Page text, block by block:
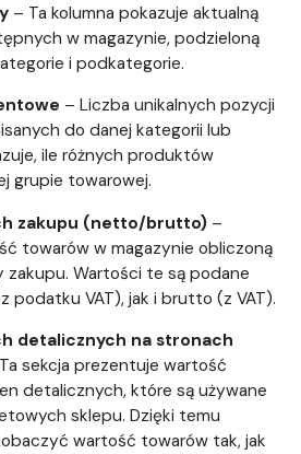
– Ta kolumna pokazuje aktualną
w magazynie, podzieloną
i podkategorie.
– Liczba unikalnych pozycji
do danej kategorii lub
ile różnych produktów
grupie towarowej.
zakupu (netto/brutto) –
towarów w magazynie obliczoną
Wartości te są podane
podatku VAT), jak i brutto (z VAT).
detalicznych na stronach
sekcja prezentuje wartość
detalicznych, które są używane
sklepu. Dzięki temu
wartość towarów tak, jak